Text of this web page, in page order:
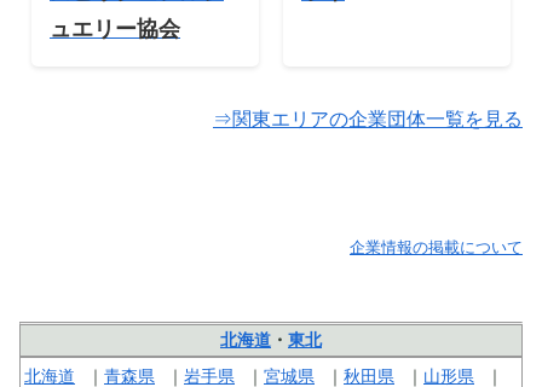
ュエリー協会
⇒関東エリアの企業団体一覧を見る
企業情報の掲載について
北海道 ・ 東北
北海道
青森県 岩手県 宮城県 秋田県 山形県